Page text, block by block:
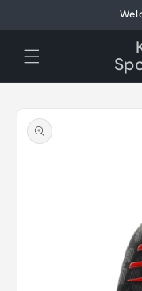
product
information